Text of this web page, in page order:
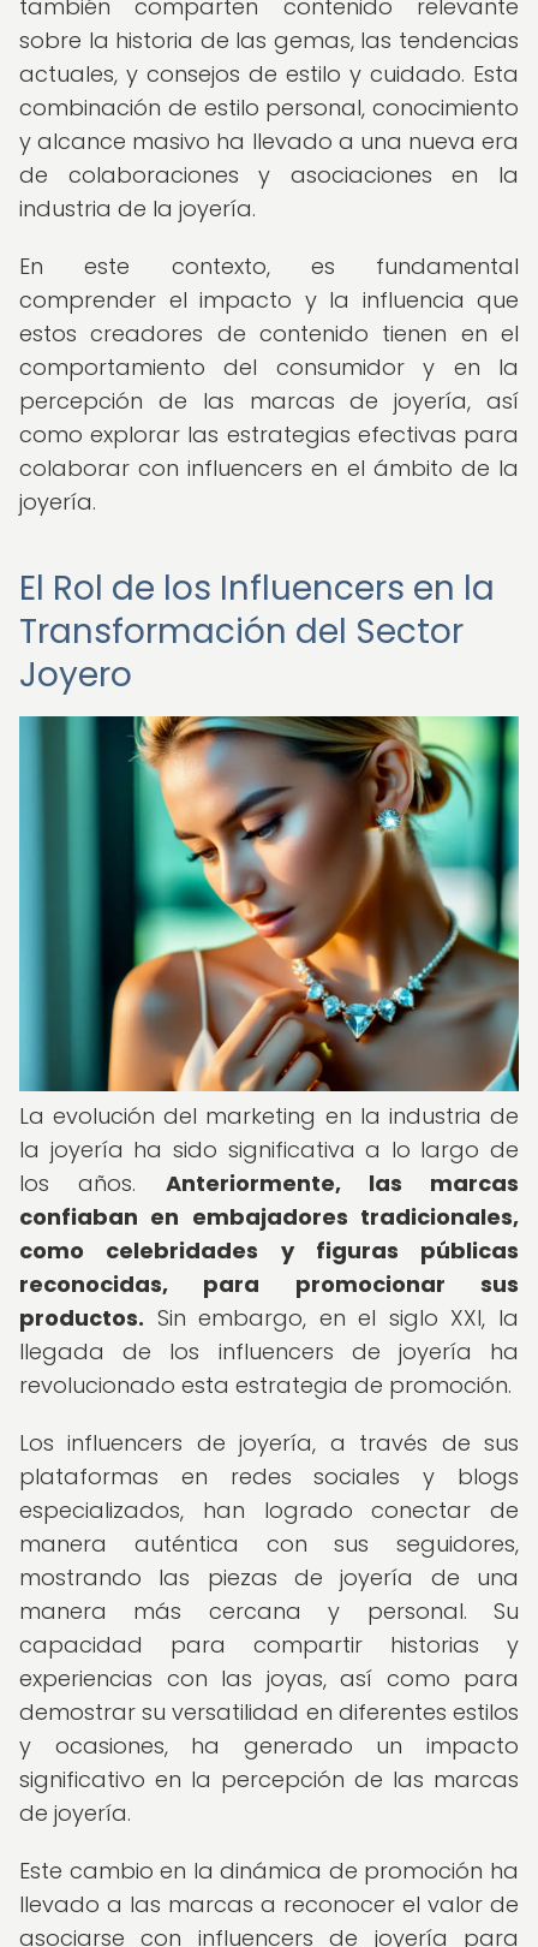
también comparten contenido relevante
sobre la historia de las gemas, las tendencias
actuales, y consejos de estilo y cuidado. Esta
combinación de estilo personal, conocimiento
y alcance masivo ha llevado a una nueva era
de colaboraciones y asociaciones en la
industria de la joyería.
En este contexto, es fundamental
comprender el impacto y la influencia que
estos creadores de contenido tienen en el
comportamiento del consumidor y en la
percepción de las marcas de joyería, así
como explorar las estrategias efectivas para
colaborar con influencers en el ámbito de la
joyería.
El Rol de los Influencers en la
Transformación del Sector
Joyero
La evolución del marketing en la industria de
la joyería ha sido significativa a lo largo de
los años. Anteriormente, las marcas
confiaban en embajadores tradicionales,
como celebridades y figuras públicas
reconocidas, para promocionar sus
productos. Sin embargo, en el siglo XXI, la
llegada de los influencers de joyería ha
revolucionado esta estrategia de promoción.
Los influencers de joyería, a través de sus
plataformas en redes sociales y blogs
especializados, han logrado conectar de
manera auténtica con sus seguidores,
mostrando las piezas de joyería de una
manera más cercana y personal. Su
capacidad para compartir historias y
experiencias con las joyas, así como para
demostrar su versatilidad en diferentes estilos
y ocasiones, ha generado un impacto
significativo en la percepción de las marcas
de joyería.
Este cambio en la dinámica de promoción ha
llevado a las marcas a reconocer el valor de
asociarse con influencers de joyería para